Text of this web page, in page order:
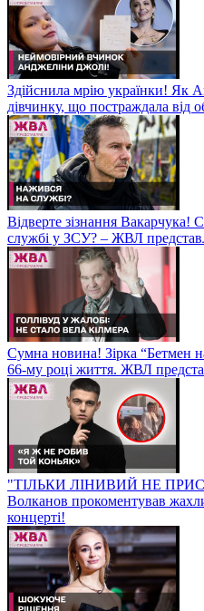
Здійснила мрію українки! Як
дівчинку, що постраждала від
Відверте зізнання Вакарчука!
службі у ЗСУ? – ЖВЛ
Сумна новина! Зірка “Бетмен
66-му році життя. ЖВЛ
"ТІЛЬКИ ЛІНИВИЙ НЕ
Волканов прокоментував
концерті!